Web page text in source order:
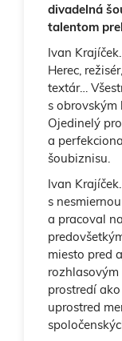
divadelná
talentom
Ivan
Herec,
textár…
s obrovským
Ojedinelý
a
šoubiznisu.
Ivan
s
a pracoval
miesto pred
prostredí
uprostred